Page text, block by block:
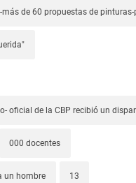
más de 60 propuestas de
oficial de la CBP recibió un
000 docentes
un hombre 13